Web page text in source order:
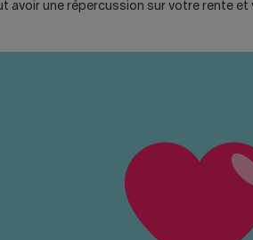
avoir une répercussion sur votre rente